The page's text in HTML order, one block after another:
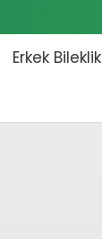
Erkek Bileklik